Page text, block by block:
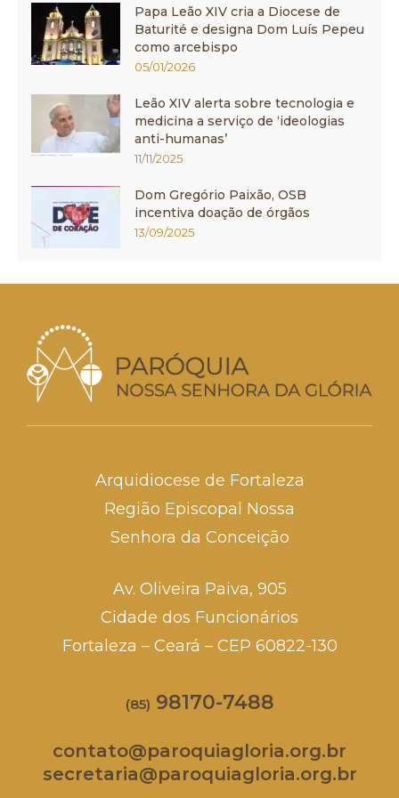
Papa Leão XIV cria a Diocese de
Baturité e designa Dom Luís Pepeu
como arcebispo
05/01/2026
Leão XIV alerta sobre tecnologia e
medicina a serviço de ‘ideologias
anti-humanas’
11/11/2025
Dom Gregório Paixão, OSB
incentiva doação de órgãos
13/09/2025
Arquidiocese de Fortaleza
Região Episcopal Nossa
Senhora da Conceição
Av. Oliveira Paiva, 905
Cidade dos Funcionários
Fortaleza – Ceará – CEP 60822-130
(85) 98170-7488
contato@paroquiagloria.org.br
secretaria@paroquiagloria.org.br